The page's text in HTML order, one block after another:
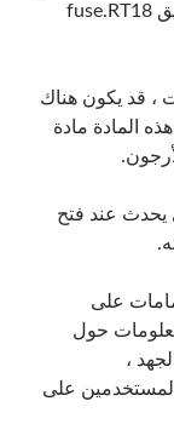
البراغي أو المقاطع ، اعتمادًا على نوع وتطبيق fuse.RT18
، قد يكون هناك
المادة مادة
يحدث عند فتح
على
حول
،
على